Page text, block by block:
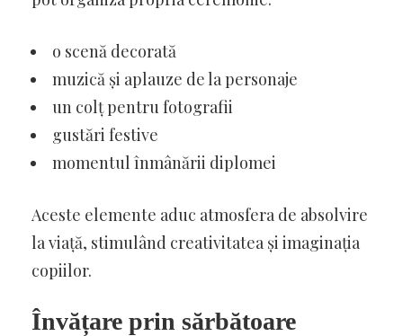
o scenă decorată
muzică și aplauze de la personaje
un colț pentru fotografii
gustări festive
momentul înmânării diplomei
Aceste elemente aduc atmosfera de absolvire
la viață, stimulând creativitatea și imaginația
copiilor.
Învățare prin sărbătoare